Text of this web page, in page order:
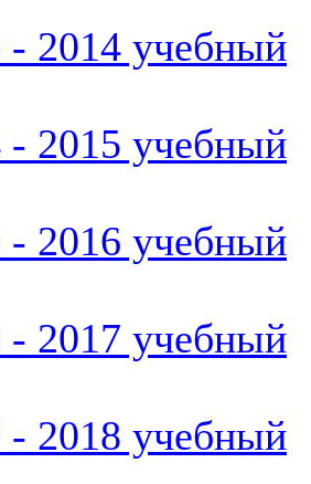
- 2014 учебный
- 2015 учебный
- 2016 учебный
- 2017 учебный
- 2018 учебный